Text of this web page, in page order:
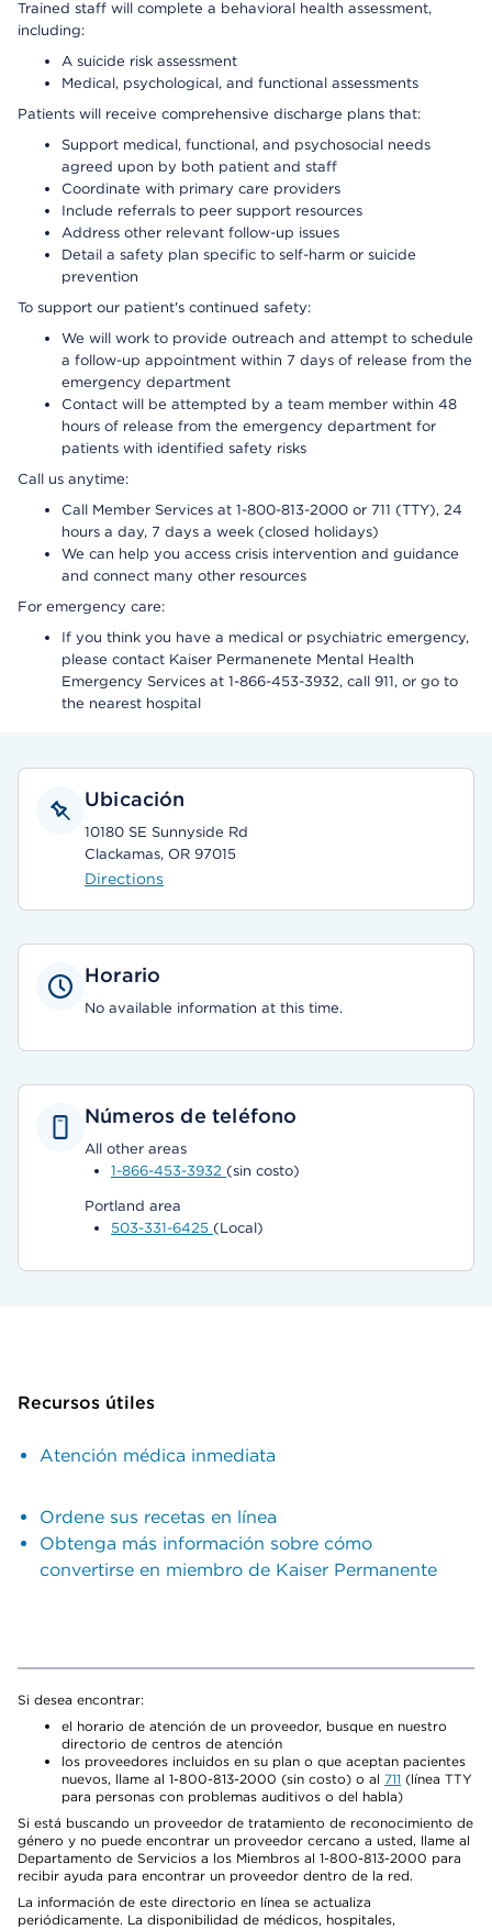
Trained staff will complete a behavioral health assessment,
including:
A suicide risk assessment
Medical, psychological, and functional assessments
Patients will receive comprehensive discharge plans that:
Support medical, functional, and psychosocial needs
agreed upon by both patient and staff
Coordinate with primary care providers
Include referrals to peer support resources
Address other relevant follow-up issues
Detail a safety plan specific to self-harm or suicide
prevention
To support our patient's continued safety:
We will work to provide outreach and attempt to schedule
a follow-up appointment within 7 days of release from the
emergency department
Contact will be attempted by a team member within 48
hours of release from the emergency department for
patients with identified safety risks
Call us anytime:
Call Member Services at 1-800-813-2000 or 711 (TTY), 24
hours a day, 7 days a week (closed holidays)
We can help you access crisis intervention and guidance
and connect many other resources
For emergency care:
If you think you have a medical or psychiatric emergency,
please contact Kaiser Permanenete Mental Health
Emergency Services at 1-866-453-3932, call 911, or go to
the nearest hospital
Ubicación
10180 SE Sunnyside Rd
Clackamas, OR 97015
Directions
Horario
No available information at this time.
Números de teléfono
All other areas
1-866-453-3932 (sin costo)
Portland area
503-331-6425 (Local)
Recursos útiles
Atención médica inmediata
Ordene sus recetas en línea
Obtenga más información sobre cómo
convertirse en miembro de Kaiser Permanente
Si desea encontrar:
el horario de atención de un proveedor, busque en nuestro
directorio de centros de atención
los proveedores incluidos en su plan o que aceptan pacientes
nuevos, llame al 1-800-813-2000 (sin costo) o al 711 (línea TTY
para personas con problemas auditivos o del habla)
Si está buscando un proveedor de tratamiento de reconocimiento de
género y no puede encontrar un proveedor cercano a usted, llame al
Departamento de Servicios a los Miembros al 1-800-813-2000 para
recibir ayuda para encontrar un proveedor dentro de la red.
La información de este directorio en línea se actualiza
periódicamente. La disponibilidad de médicos, hospitales,